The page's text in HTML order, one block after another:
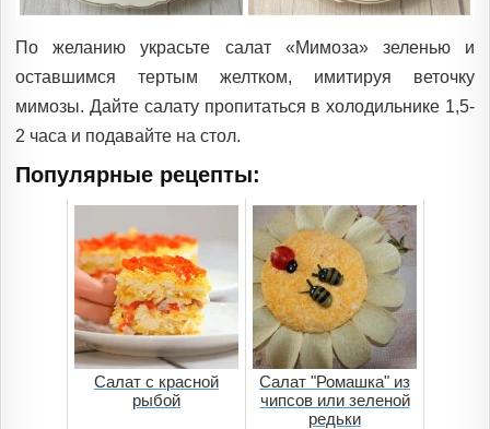
По желанию украсьте салат «Мимоза» зеленью и
оставшимся тертым желтком, имитируя веточку
мимозы. Дайте салату пропитаться в холодильнике 1,5-
2 часа и подавайте на стол.
Популярные рецепты:
Салат с красной
рыбой
Салат "Ромашка" из
чипсов или зеленой
редьки